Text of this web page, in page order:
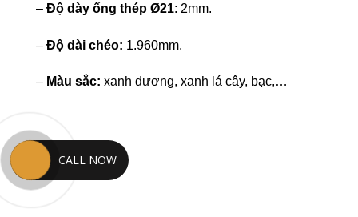
– Độ dày ống thép Ø21: 2mm.
– Độ dài chéo: 1.960mm.
– Màu sắc: xanh dương, xanh lá cây, bạc,…
CALL NOW